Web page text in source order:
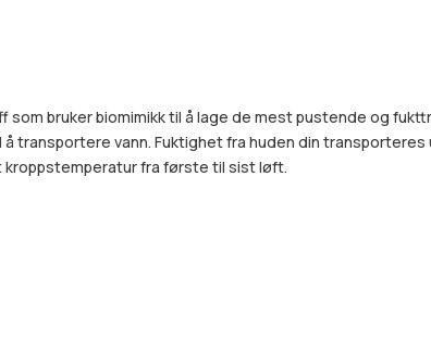
som bruker biomimikk til å lage de mest pustende og
vann. Fuktighet fra huden din
fra første til sist løft.